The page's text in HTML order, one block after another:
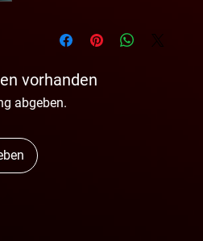
vorhanden
abgeben.